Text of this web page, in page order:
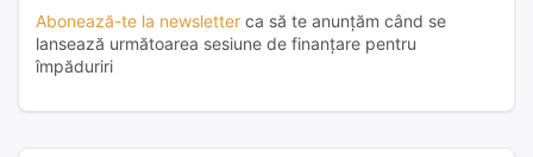
Abonează-te la newsletter ca să te anunțăm când se
lansează următoarea sesiune de finanțare pentru
împăduriri